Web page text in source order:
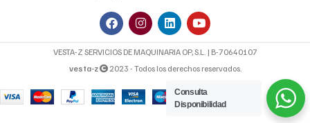
VESTA-Z SERVICIOS DE MAQUINARIA OP, S.L. | B-70640107
vesta-z
2023 - Todos los derechos reservados.
Consulta
Disponibilidad